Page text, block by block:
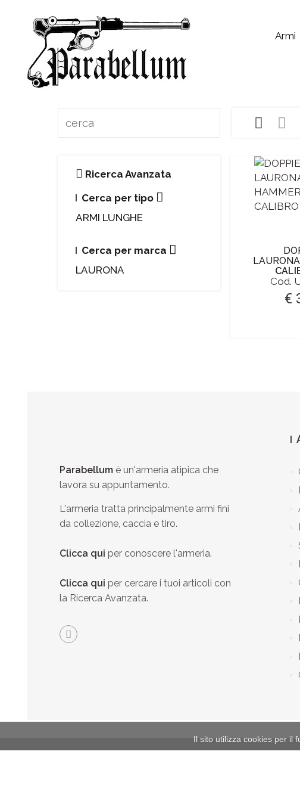
Armi
Cod.
€
Ricerca Avanzata
Cerca per tipo
ARMI LUNGHE
Cerca per marca
LAURONA
Il sito utilizza cookies per il
Parabellum è un'armeria atipica che
lavora su appuntamento.
L'armeria tratta principalmente armi fini
da collezione, caccia e tiro.
Clicca qui per conoscere l'armeria.
Clicca qui per cercare i tuoi articoli con
la Ricerca Avanzata.